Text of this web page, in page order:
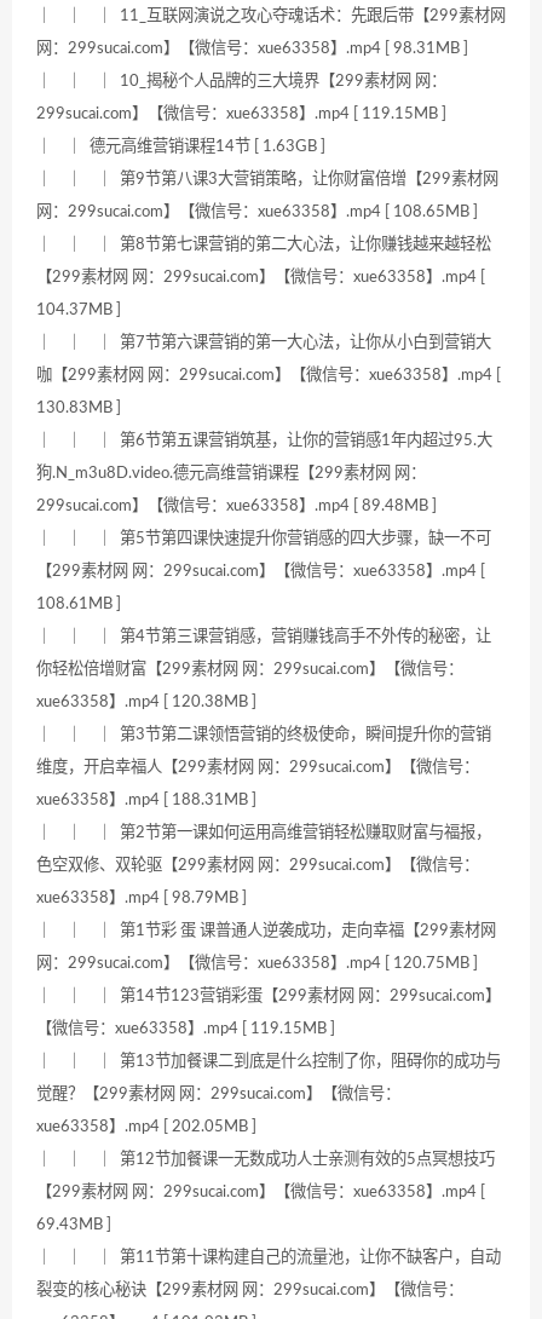
｜ ｜ ｜ 11_互联网演说之攻心夺魂话术：先跟后带【299素材网
网：299sucai.com】【微信号：xue63358】.mp4 [ 98.31MB ]
｜ ｜ ｜ 10_揭秘个人品牌的三大境界【299素材网 网：
299sucai.com】【微信号：xue63358】.mp4 [ 119.15MB ]
｜ ｜ 德元高维营销课程14节 [ 1.63GB ]
｜ ｜ ｜ 第9节第八课3大营销策略，让你财富倍增【299素材网
网：299sucai.com】【微信号：xue63358】.mp4 [ 108.65MB ]
｜ ｜ ｜ 第8节第七课营销的第二大心法，让你赚钱越来越轻松
【299素材网 网：299sucai.com】【微信号：xue63358】.mp4 [
104.37MB ]
｜ ｜ ｜ 第7节第六课营销的第一大心法，让你从小白到营销大
咖【299素材网 网：299sucai.com】【微信号：xue63358】.mp4 [
130.83MB ]
｜ ｜ ｜ 第6节第五课营销筑基，让你的营销感1年内超过95.大
狗.N_m3u8D.video.德元高维营销课程【299素材网 网：
299sucai.com】【微信号：xue63358】.mp4 [ 89.48MB ]
｜ ｜ ｜ 第5节第四课快速提升你营销感的四大步骤，缺一不可
【299素材网 网：299sucai.com】【微信号：xue63358】.mp4 [
108.61MB ]
｜ ｜ ｜ 第4节第三课营销感，营销赚钱高手不外传的秘密，让
你轻松倍增财富【299素材网 网：299sucai.com】【微信号：
xue63358】.mp4 [ 120.38MB ]
｜ ｜ ｜ 第3节第二课领悟营销的终极使命，瞬间提升你的营销
维度，开启幸福人【299素材网 网：299sucai.com】【微信号：
xue63358】.mp4 [ 188.31MB ]
｜ ｜ ｜ 第2节第一课如何运用高维营销轻松赚取财富与福报，
色空双修、双轮驱【299素材网 网：299sucai.com】【微信号：
xue63358】.mp4 [ 98.79MB ]
｜ ｜ ｜ 第1节彩 蛋 课普通人逆袭成功，走向幸福【299素材网
网：299sucai.com】【微信号：xue63358】.mp4 [ 120.75MB ]
｜ ｜ ｜ 第14节123营销彩蛋【299素材网 网：299sucai.com】
【微信号：xue63358】.mp4 [ 119.15MB ]
｜ ｜ ｜ 第13节加餐课二到底是什么控制了你，阻碍你的成功与
觉醒？【299素材网 网：299sucai.com】【微信号：
xue63358】.mp4 [ 202.05MB ]
｜ ｜ ｜ 第12节加餐课一无数成功人士亲测有效的5点冥想技巧
【299素材网 网：299sucai.com】【微信号：xue63358】.mp4 [
69.43MB ]
｜ ｜ ｜ 第11节第十课构建自己的流量池，让你不缺客户，自动
裂变的核心秘诀【299素材网 网：299sucai.com】【微信号：